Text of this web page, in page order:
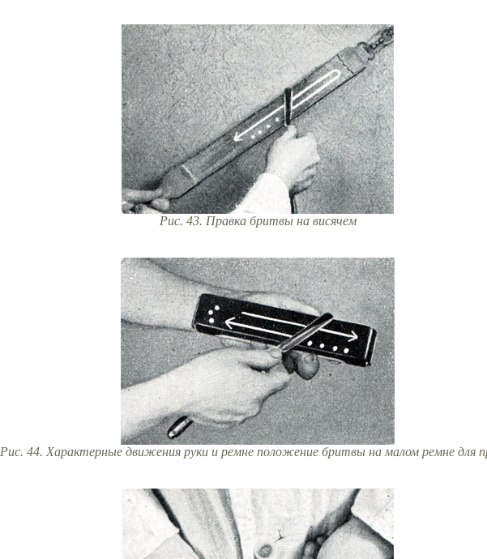
Рис. 43. Правка бритвы на висячем
Рис. 44. Характерные движения руки и ремне положение бритвы на малом ремне для